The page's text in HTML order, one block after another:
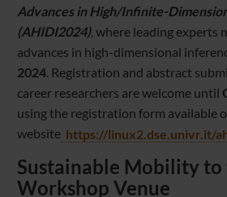
Advances in High/Infinite-
(AHIDI2024), where leading experts
advances in high-dimensional
2024. Registration and abstract
career researchers are welcome until
using the registration form available
website https://linux2.dse.univr.it/
Sustainable Mobility to
Workshop Venue